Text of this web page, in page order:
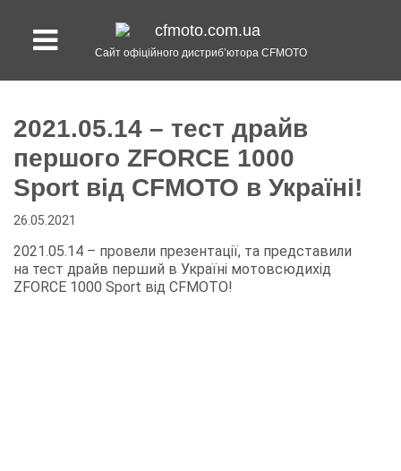
Сайт офіційного дистриб’ютора CFMOTO
2021.05.14 – тест драйв
першого ZFORCE 1000
Sport від CFMOTO в Україні!
26.05.2021
2021.05.14 – провели презентації, та представили
на тест драйв перший в Україні мотовсюдихід
ZFORCE 1000 Sport від CFMOTO!